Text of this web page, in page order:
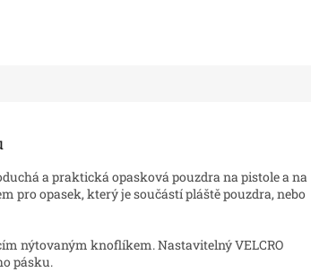
a praktická opasková pouzdra na pistole a na
pro opasek, který je součástí pláště pouzdra, nebo
nýtovaným knoflíkem. Nastavitelný VELCRO
pásku.